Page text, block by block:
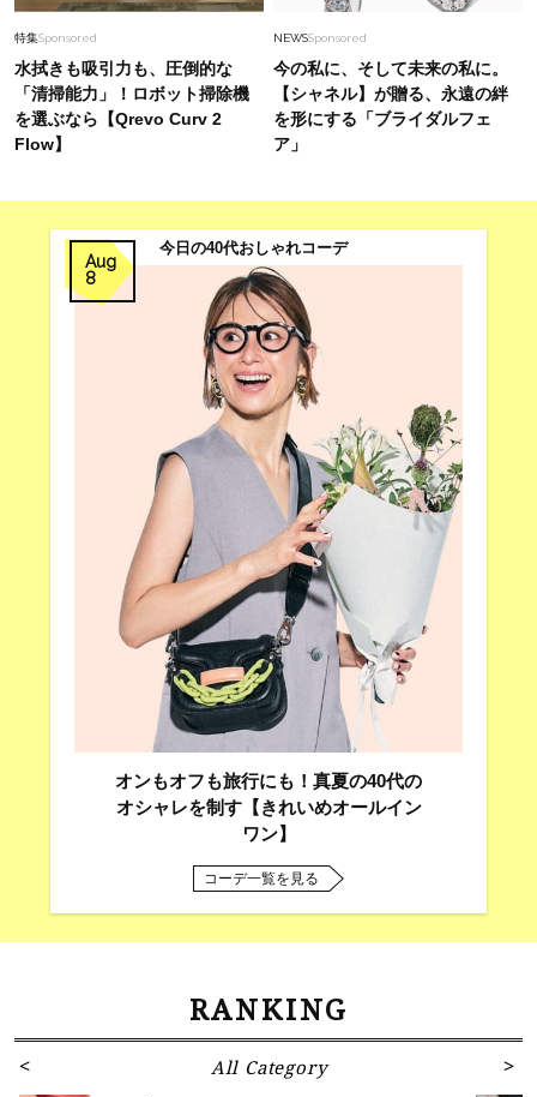
特集Sponsored
水拭きも吸引力も、圧倒的な
「清掃能力」！ロボット掃除機
を選ぶなら【Qrevo Curv 2
Flow】
NEWSSponsored
今の私に、そして未来の私に。
【シャネル】が贈る、永遠の絆
を形にする「ブライダルフェ
ア」
Aug
8
今日の40代おしゃれコーデ
オンもオフも旅行にも！真夏の40代の
オシャレを制す【きれいめオールイン
ワン】
コーデ一覧を見る
RANKING
All Category